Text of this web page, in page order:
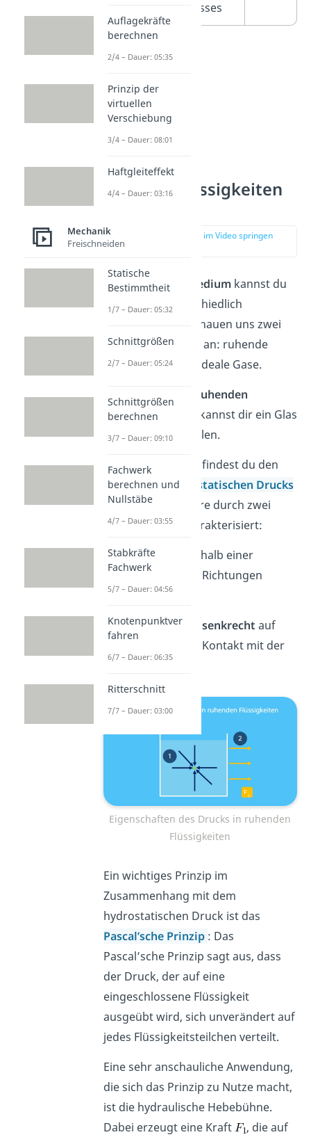
menschlichen Bisses
Druck in Flüssigkeiten
zur Stelle im Video springen
Je nachArt von Mediumkannst du
den Druck unterschiedlich
betrachten. Wir schauen uns zwei
konkrete Beispiele an: ruhende
Flüssigkeiten und ideale Gase.
Beginnen wir mit
ruhenden
Flüssigkeiten
. Du kannst dir ein Glas
mit Wasser vorstellen.
In dieser Situation findest du den
Begriff desHydrostatischen Drucks
. Er ist insbesondere durch zwei
Eigenschaften charakterisiert:
(1) Er besitzt innerhalb einer
Flüssigkeit in allen Richtungen
denselbenBetrag.
(2) Er wirkt immer senkrecht auf
jede Fläche, die im Kontakt mit der
Flüssigkeit steht.
Eigenschaften des Drucks in ruhenden
Flüssigkeiten
Ein wichtiges Prinzip im
Zusammenhang mit dem
hydrostatischen Druck ist das
Pascal’sche Prinzip : Das
Pascal’sche Prinzip sagt aus, dass
der Druck, der auf eine
eingeschlossene Flüssigkeit
ausgeübt wird, sich unverändert auf
jedes Flüssigkeitsteilchen verteilt.
Eine sehr anschauliche Anwendung,
die sich das Prinzip zu Nutze macht,
ist die hydraulische Hebebühne.
Dabei erzeugt eine Kraft
, die auf
Auflagekräfte
berechnen
2/4 – Dauer: 05:35
Prinzip der
virtuellen
Verschiebung
3/4 – Dauer: 08:01
Haftgleiteffekt
4/4 – Dauer: 03:16
Mechanik
Freischneiden
Statische
Bestimmtheit
1/7 – Dauer: 05:32
Schnittgrößen
2/7 – Dauer: 05:24
Schnittgrößen
berechnen
3/7 – Dauer: 09:10
Fachwerk
berechnen und
Nullstäbe
4/7 – Dauer: 03:55
Stabkräfte
Fachwerk
5/7 – Dauer: 04:56
Knotenpunktver
fahren
6/7 – Dauer: 06:35
Ritterschnitt
7/7 – Dauer: 03:00